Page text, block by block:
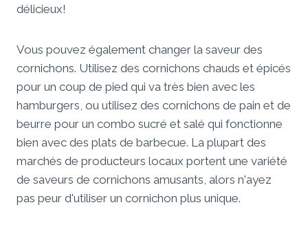
délicieux!
Vous pouvez également changer la saveur des
cornichons. Utilisez des cornichons chauds et épicés
pour un coup de pied qui va très bien avec les
hamburgers, ou utilisez des cornichons de pain et de
beurre pour un combo sucré et salé qui fonctionne
bien avec des plats de barbecue. La plupart des
marchés de producteurs locaux portent une variété
de saveurs de cornichons amusants, alors n'ayez
pas peur d'utiliser un cornichon plus unique.